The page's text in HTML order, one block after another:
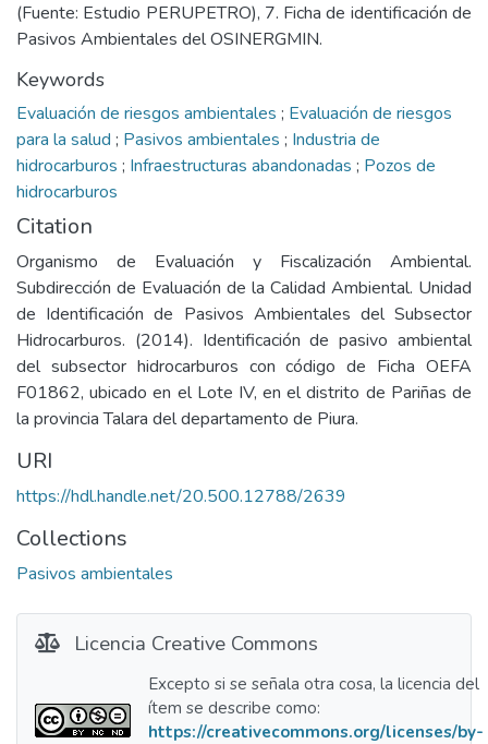
(Fuente: Estudio PERUPETRO), 7. Ficha de identificación de
Pasivos Ambientales del OSINERGMIN.
Keywords
Evaluación de riesgos ambientales ; Evaluación de riesgos
para la salud ; Pasivos ambientales ; Industria de
hidrocarburos ; Infraestructuras abandonadas ; Pozos de
hidrocarburos
Citation
Organismo de Evaluación y Fiscalización Ambiental.
Subdirección de Evaluación de la Calidad Ambiental. Unidad
de Identificación de Pasivos Ambientales del Subsector
Hidrocarburos. (2014). Identificación de pasivo ambiental
del subsector hidrocarburos con código de Ficha OEFA
F01862, ubicado en el Lote IV, en el distrito de Pariñas de
la provincia Talara del departamento de Piura.
URI
https://hdl.handle.net/20.500.12788/2639
Collections
Pasivos ambientales
Licencia Creative Commons
Excepto si se señala otra cosa, la licencia del
ítem se describe como:
https://creativecommons.org/licenses/by-